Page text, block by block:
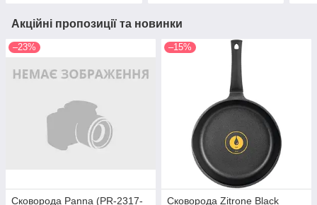
Акційні пропозиції та новинки
–23%
Сковорода Panna (PR-2317-
–15%
Сковорода Zitrone Black